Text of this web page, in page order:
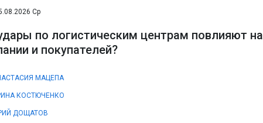
Ср
по логистическим центрам повлияют на
и покупателей?
МАЦЕПА
КОСТЮЧЕНКО
ДОЩАТОВ